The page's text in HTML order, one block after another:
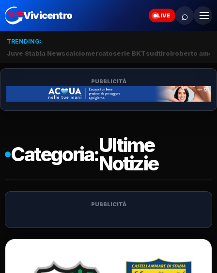
Vivicentro LIVE ⌕
TRENDING:
Juve Stabia Newscalciomercatoserie BKTsudtirolroberto
PUBBLICITÀ
Categoria:Ultime
Notizie
PUBBLICITÀ